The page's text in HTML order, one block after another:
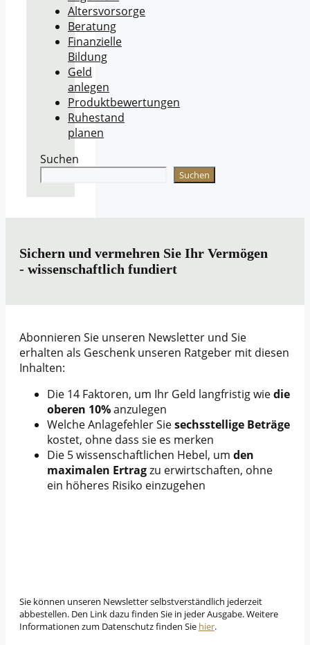
Altersvorsorge
Beratung
Finanzielle
Bildung
Geld
anlegen
Produktbewertungen
Ruhestand
planen
Suchen
Suchen
Sichern und vermehren Sie Ihr Vermögen
- wissenschaftlich fundiert
Abonnieren Sie unseren Newsletter und Sie
erhalten als Geschenk unseren Ratgeber mit diesen
Inhalten:
Die 14 Faktoren, um Ihr Geld langfristig wiedie
oberen 10%anzulegen
Welche Anlagefehler Siesechsstellige Beträge
kostet, ohne dass sie es merken
Die 5 wissenschaftlichen Hebel, um den
maximalen Ertragzu erwirtschaften, ohne
ein höheres Risiko einzugehen
Sie können unseren Newsletter selbstverständlich jederzeit
abbestellen. Den Link dazu finden Sie in jeder Ausgabe. Weitere
Informationen zum Datenschutz finden Sie hier.